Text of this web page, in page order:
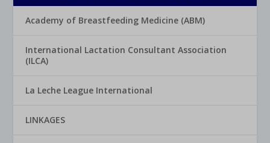
Academy of Breastfeeding Medicine (ABM)
International Lactation Consultant Association
(ILCA)
La Leche League International
LINKAGES